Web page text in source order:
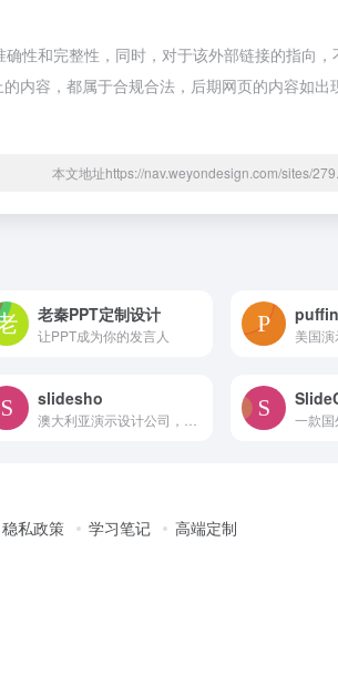
性和完整性，同时，对于该外部链接的指向，
内容，都属于合规合法，后期网页的内容如出
本文地址https://nav.weyondesign.com/sites/
老秦PPT定制设计
让PPT成为你的发言人
slidesho
稳私政策 学习笔记 高端定制